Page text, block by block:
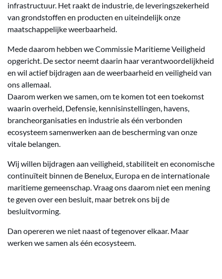
infrastructuur. Het raakt de industrie, de leveringszekerheid
van grondstoffen en producten en uiteindelijk onze
maatschappelijke weerbaarheid.
Mede daarom hebben we Commissie Maritieme Veiligheid
opgericht. De sector neemt daarin haar verantwoordelijkheid
en wil actief bijdragen aan de weerbaarheid en veiligheid van
ons allemaal.
Daarom werken we samen, om te komen tot een toekomst
waarin overheid, Defensie, kennisinstellingen, havens,
brancheorganisaties en industrie als één verbonden
ecosysteem samenwerken aan de bescherming van onze
vitale belangen.
Wij willen bijdragen aan veiligheid, stabiliteit en economische
continuïteit binnen de Benelux, Europa en de internationale
maritieme gemeenschap. Vraag ons daarom niet een mening
te geven over een besluit, maar betrek ons bij de
besluitvorming.
Dan opereren we niet naast of tegenover elkaar. Maar
werken we samen als één ecosysteem.